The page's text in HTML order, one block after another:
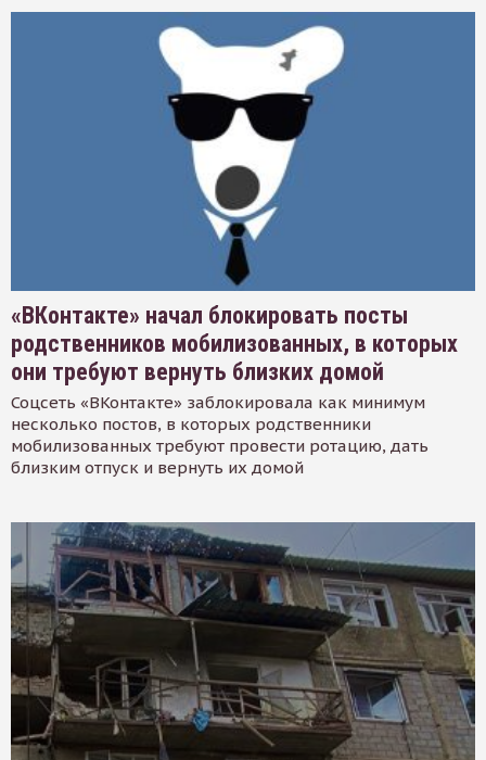
«ВКонтакте» начал блокировать посты
родственников мобилизованных, в которых
они требуют вернуть близких домой
Соцсеть «ВКонтакте» заблокировала как минимум
несколько постов, в которых родственники
мобилизованных требуют провести ротацию, дать
близким отпуск и вернуть их домой